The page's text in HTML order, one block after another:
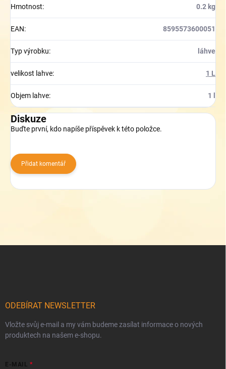
Hmotnost: 0.2 kg
EAN: 8595573600051
Typ výrobku: láhve
velikost lahve: 1 L
Objem lahve: 1 l
Diskuze
Buďte první, kdo napíše příspěvek k této položce.
Přidat komentář
ODEBÍRAT NEWSLETTER
Vložte svůj e-mail a my vám budeme zasílat informace o nových
produktech na našem e-shopu.
E-MAIL